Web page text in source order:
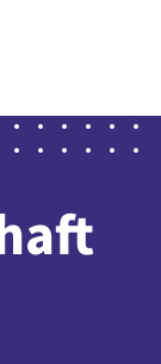
in NRW
Service